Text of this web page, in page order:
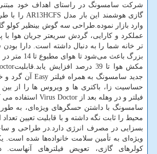
شرکت سامسونگ در راستای اهداف خود مبتنی
گازی هوشمند این بار مدل AR13HCFS را با
وارد بازار نموده.طراحی سه گوش بینظیر کولو
عملکرد و کارایی، گردش سریعتر جریان هوا
تر خانه شما را به دنبال داشته است. دارا
بزرگ باعث
مکش هوا تا 39 درصد افزایش یابد.قابلیت
جدید سامسونگ به همراه فیلتر Easy آن گرد و
حساسیت زا، باکتری ها و ویروس ها را از بین
فیلتر و در وهله بعد از Virus Doctor استفاده می
سامسونگ با داشتن حسگرهای ویژه‏‌ای، به
محیط را ثابت نگه داشته و با قابلیت تعیین تعداد
بسزایی در مصرف انرژی دارد.در طراحی و
ویژه‏‌ای به تأمین سلامت خانواده‌‏ها شده است.
کولرهای گازی، تعویض فیلترهای آنهاست.